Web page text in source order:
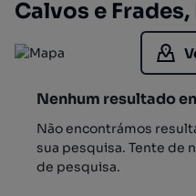
Calvos e
Nenhum resultado
Não encontrámos
sua pesquisa. Tente de
de pesquisa.